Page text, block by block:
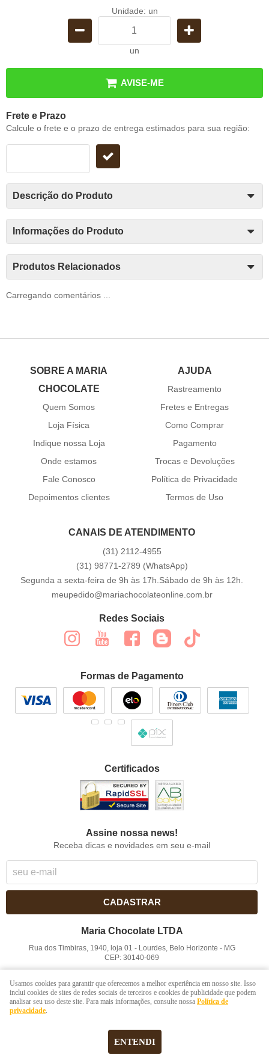
Unidade: un
un
AVISE-ME
Frete e Prazo
Calcule o frete e o prazo de entrega estimados para sua região:
Descrição do Produto
Informações do Produto
Produtos Relacionados
Carregando comentários ...
SOBRE A MARIA
CHOCOLATE
Quem Somos
Loja Física
Indique nossa Loja
Onde estamos
Fale Conosco
Depoimentos clientes
AJUDA
Rastreamento
Fretes e Entregas
Como Comprar
Pagamento
Trocas e Devoluções
Política de Privacidade
Termos de Uso
CANAIS DE ATENDIMENTO
(31) 2112-4955
(31) 98771-2789 (WhatsApp)
Segunda a sexta-feira de 9h às 17h.Sábado de 9h às 12h.
meupedido@mariachocolateonline.com.br
Redes Sociais
Formas de Pagamento
Certificados
Assine nossa news!
Receba dicas e novidades em seu e-mail
CADASTRAR
Maria Chocolate LTDA
Rua dos Timbiras, 1940, loja 01 - Lourdes, Belo Horizonte - MG
CEP: 30140-069
LOJA VIRTUAL CRIADA POR
Usamos cookies para garantir que oferecemos a melhor experiência em nosso site. Isso
inclui cookies de sites de redes sociais de terceiros e cookies de publicidade que podem
analisar seu uso deste site. Para mais informações, consulte nossa Política de
privacidade.
ENTENDI